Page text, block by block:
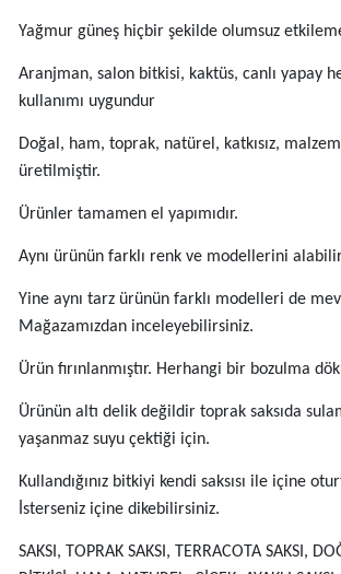
Yağmur güneş hiçbir şekilde olumsuz
Aranjman, salon bitkisi, kaktüs, canlı yapay
kullanımı uygundur
Doğal, ham, toprak, natürel, katkısız,
üretilmiştir.
Ürünler tamamen el yapımıdır.
Aynı ürünün farklı renk ve modellerini
Yine aynı tarz ürünün farklı modelleri de
Mağazamızdan inceleyebilirsiniz.
Ürün fırınlanmıştır. Herhangi bir bozulma
Ürünün altı delik değildir toprak saksıda
yaşanmaz suyu çektiği için.
Kullandığınız bitkiyi kendi saksısı ile içine
İsterseniz içine dikebilirsiniz.
SAKSI, TOPRAK SAKSI, TERRACOTA SAKSI,